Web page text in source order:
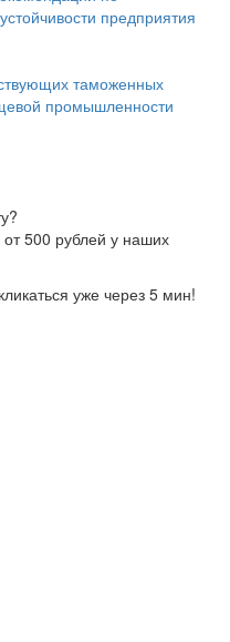
предприятия
таможенных
промышленности
500 рублей у наших
уже через 5 мин!